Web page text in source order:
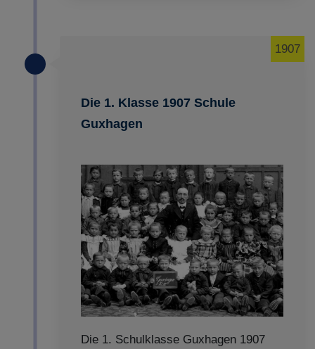
Die 1. Klasse 1907 Schule
Guxhagen
1907
Die 1. Schulklasse Guxhagen 1907